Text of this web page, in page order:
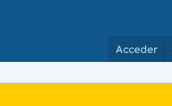
Acceder